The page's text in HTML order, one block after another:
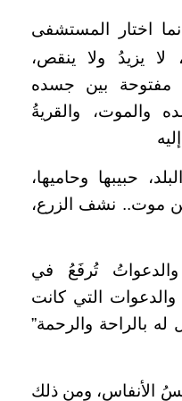
اختار المستشفى
لا يزيدُ ولا ينقص،
مفتوحة بين جسده
والموت، والقريةُ
حبيبها وحاميها،
من موت.. نشف الزرع،
تُرفَعُ في
التي كانت
بالراحة والرحمة”
الأنفاس، ومن ذلك